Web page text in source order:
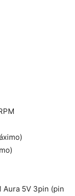
Aura 5V 3pin (pin